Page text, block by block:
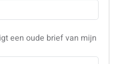
een oude brief van mijn